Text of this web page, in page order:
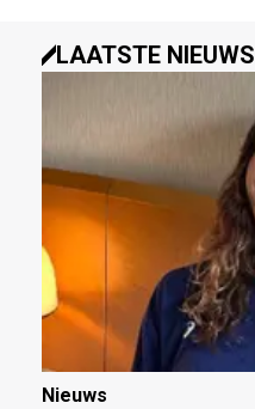
LAATSTE NIEUWS
Nieuws